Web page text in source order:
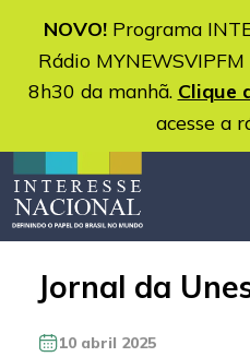
NOVO!Programa
Rádio
8h30 da manhã. Clique
acesse a
Jornal da
10 abril 2025